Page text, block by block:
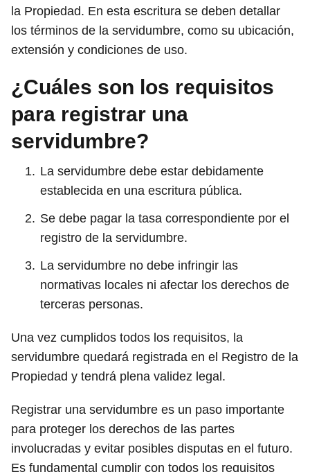
la Propiedad. En esta escritura se deben detallar
los términos de la servidumbre, como su ubicación,
extensión y condiciones de uso.
¿Cuáles son los requisitos
para registrar una
servidumbre?
La servidumbre debe estar debidamente
establecida en una escritura pública.
Se debe pagar la tasa correspondiente por el
registro de la servidumbre.
La servidumbre no debe infringir las
normativas locales ni afectar los derechos de
terceras personas.
Una vez cumplidos todos los requisitos, la
servidumbre quedará registrada en el Registro de la
Propiedad y tendrá plena validez legal.
Registrar una servidumbre es un paso importante
para proteger los derechos de las partes
involucradas y evitar posibles disputas en el futuro.
Es fundamental cumplir con todos los requisitos